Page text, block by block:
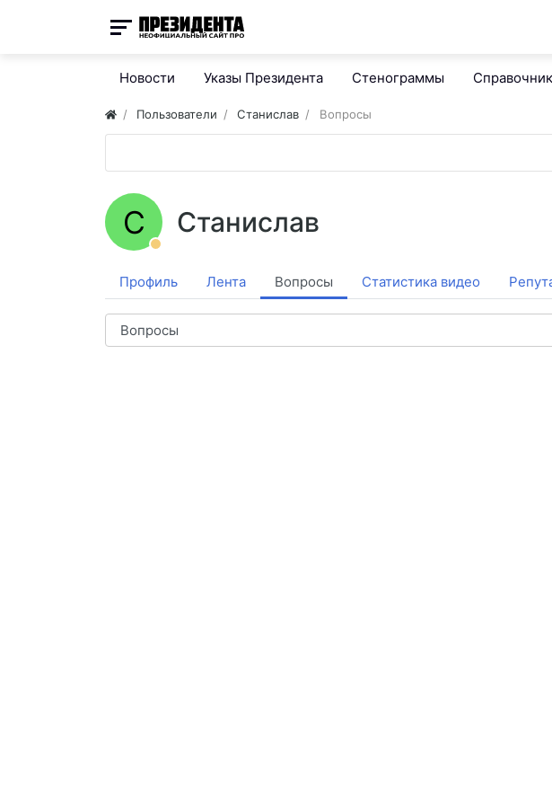
Новости Указы Президента Стенограммы Справочник
Пользователи Станислав Вопросы
С Станислав
Профиль Лента Вопросы Статистика видео